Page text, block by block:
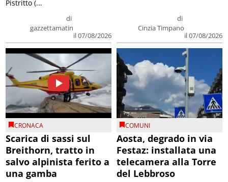
di
gazzettamatin
il 07/08/2026
Pistritto (...
di
Cinzia Timpano
il 07/08/2026
CRONACA
Scarica di sassi sul
Breithorn, tratto in
salvo alpinista ferito a
una gamba
COMUNI
Aosta, degrado in via
Festaz: installata una
telecamera alla Torre
del Lebbroso